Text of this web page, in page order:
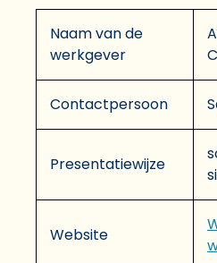
Naam van de
werkgever
Contactpersoon
Presentatiewijze
Website